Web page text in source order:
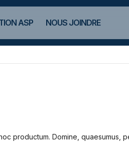
ASP NOUS JOINDRE
productum. Domine, quaesumus,